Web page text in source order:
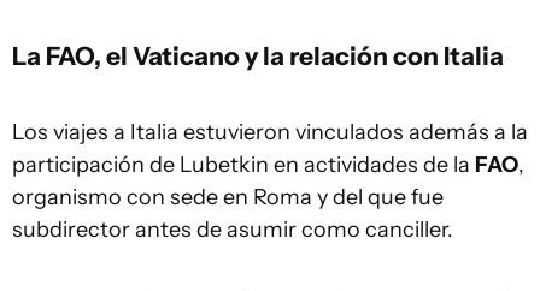
La FAO, el Vaticano y la relación con Italia
Los viajes a Italia estuvieron vinculados además a la
participación de Lubetkin en actividades de la FAO,
organismo con sede en Roma y del que fue
subdirector antes de asumir como canciller.